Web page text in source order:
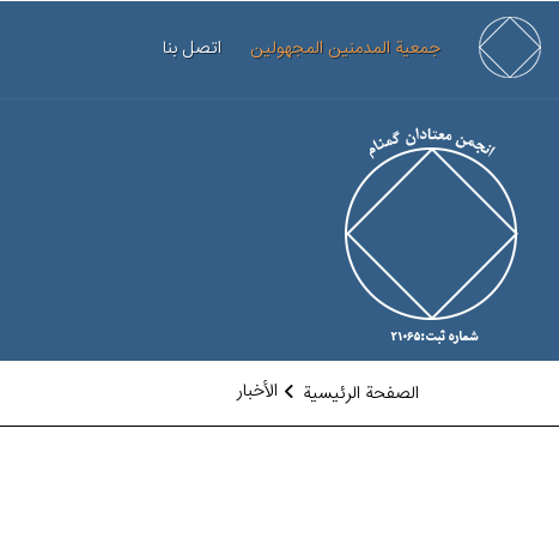
جمعية المدمنين المجهولين اتصل بنا
الصفحة الرئيسية الأخبار